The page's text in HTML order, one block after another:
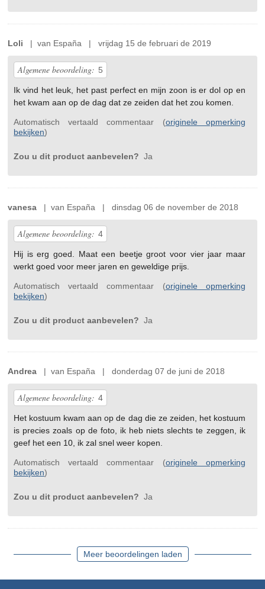
Loli | van España | vrijdag 15 de februari de 2019
Algemene beoordeling: 5
Ik vind het leuk, het past perfect en mijn zoon is er dol op en
het kwam aan op de dag dat ze zeiden dat het zou komen.
Automatisch vertaald commentaar (originele opmerking
bekijken)
Zou u dit product aanbevelen? Ja
vanesa | van España | dinsdag 06 de november de 2018
Algemene beoordeling: 4
Hij is erg goed. Maat een beetje groot voor vier jaar maar
werkt goed voor meer jaren en geweldige prijs.
Automatisch vertaald commentaar (originele opmerking
bekijken)
Zou u dit product aanbevelen? Ja
Andrea | van España | donderdag 07 de juni de 2018
Algemene beoordeling: 4
Het kostuum kwam aan op de dag die ze zeiden, het kostuum
is precies zoals op de foto, ik heb niets slechts te zeggen, ik
geef het een 10, ik zal snel weer kopen.
Automatisch vertaald commentaar (originele opmerking
bekijken)
Zou u dit product aanbevelen? Ja
Meer beoordelingen laden